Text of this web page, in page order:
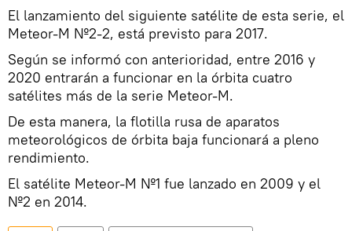
El lanzamiento del siguiente satélite de esta serie, el
Meteor-M №2-2, está previsto para 2017.
Según se informó con anterioridad, entre 2016 y
2020 entrarán a funcionar en la órbita cuatro
satélites más de la serie Meteor-M.
De esta manera, la flotilla rusa de aparatos
meteorológicos de órbita baja funcionará a pleno
rendimiento.
El satélite Meteor-M №1 fue lanzado en 2009 y el
№2 en 2014.